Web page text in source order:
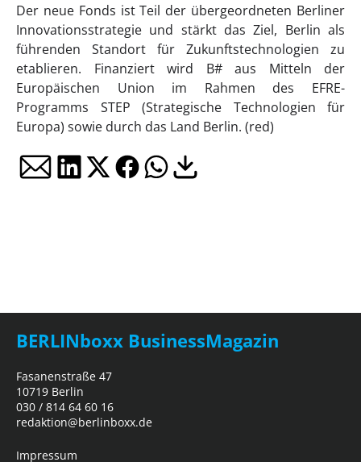
Der neue Fonds ist Teil der übergeordneten Berliner
Innovationsstrategie und stärkt das Ziel, Berlin als
führenden Standort für Zukunftstechnologien zu
etablieren. Finanziert wird B# aus Mitteln der
Europäischen Union im Rahmen des EFRE-
Programms STEP (Strategische Technologien für
Europa) sowie durch das Land Berlin. (red)
BERLINboxx BusinessMagazin
Fasanenstraße 47
10719 Berlin
030 / 814 64 60 16
redaktion@berlinboxx.de
Impressum